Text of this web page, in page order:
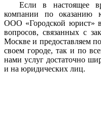
Если в настоящее
компании по оказанию
ООО «Городской юрист»
вопросов, связанных с
Москве и предоставляем
своем городе, так и по
нами услуг достаточно
и на юридических лиц.